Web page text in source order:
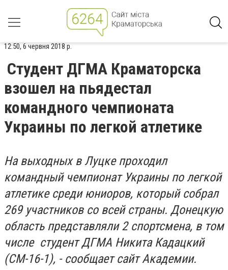
12:50, 6 червня 2018 р.
Студент ДГМА Краматорска
взошел на пьядестал
командного чемпионата
Украины по легкой атлетике
На выходных в Луцке проходил
командный чемпионат Украины по легкой
атлетике среди юниоров, который собрал
269 участников со всей страны. Донецкую
область представляли 2 спортсмена, в том
числе студент ДГМА Никита Кадацкий
(СМ-16-1), - сообщает сайт Академии.